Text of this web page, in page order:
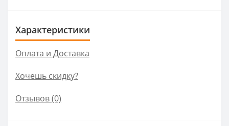
Характеристики
Оплата и Доставка
Хочешь скидку?
Отзывов (0)